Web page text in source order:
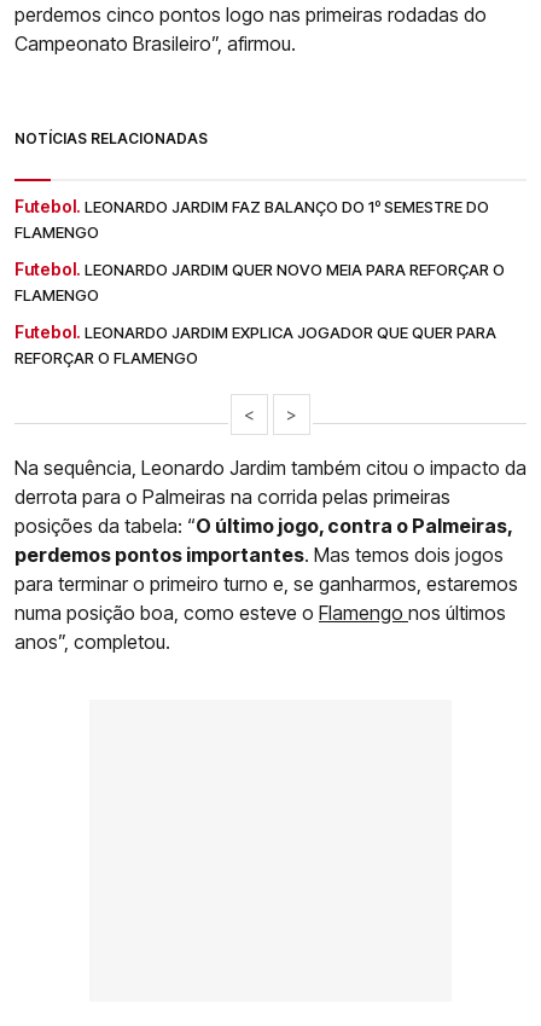
perdemos cinco pontos logo nas primeiras rodadas do
Campeonato Brasileiro”, afirmou.
NOTÍCIAS RELACIONADAS
Futebol. LEONARDO JARDIM FAZ BALANÇO DO 1º SEMESTRE DO
FLAMENGO
Futebol. LEONARDO JARDIM QUER NOVO MEIA PARA REFORÇAR O
FLAMENGO
Futebol. LEONARDO JARDIM EXPLICA JOGADOR QUE QUER PARA
REFORÇAR O FLAMENGO
< >
Na sequência, Leonardo Jardim também citou o impacto da
derrota para o Palmeiras na corrida pelas primeiras
posições da tabela: “O último jogo, contra o Palmeiras,
perdemos pontos importantes. Mas temos dois jogos
para terminar o primeiro turno e, se ganharmos, estaremos
numa posição boa, como esteve o Flamengo nos últimos
anos”, completou.